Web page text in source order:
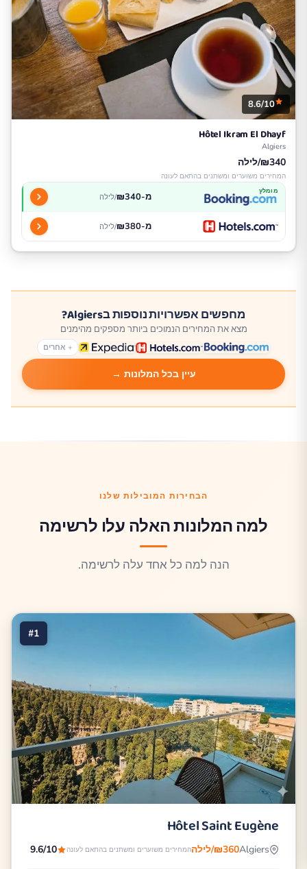
8.6/10
Hôtel Ikram El Dhayf
Algiers
₪340/לילה
המחירים משוערים ומשתנים בהתאם לעונה
מומלץ מ-₪340 /לילה
מ-₪380 /לילה
מחפשים אפשרויות נוספות בAlgiers?
מצא את המחירים הנמוכים ביותר מספקים מהימנים
+ אחרים
עיין בכל המלונות →
הבחירות המובילות שלנו
למה המלונות האלה עלו לרשימה
הנה למה כל אחד עלה לרשימה.
#1
Hôtel Saint Eugène
Algiers₪360/לילה המחירים משוערים ומשתנים בהתאם לעונה 9.6/10